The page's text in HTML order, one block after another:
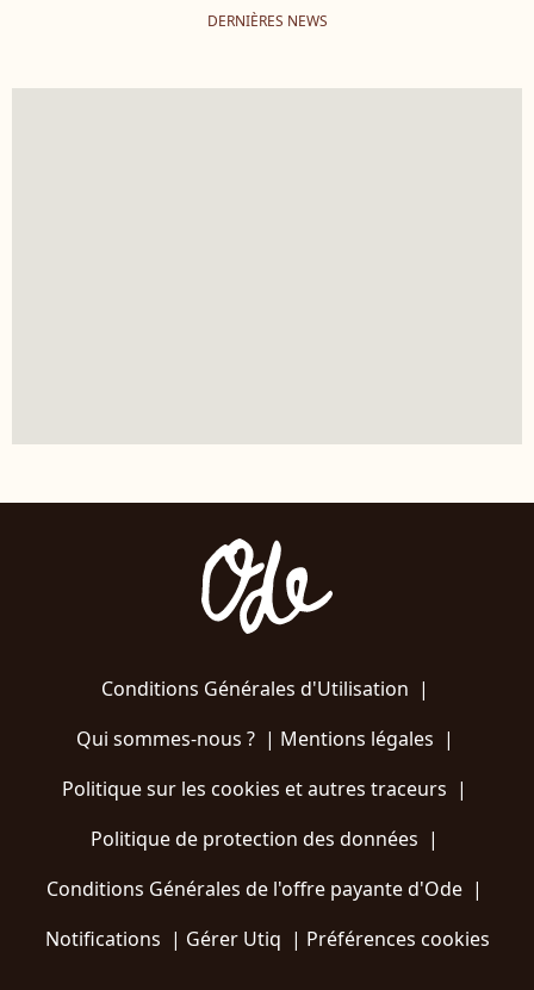
DERNIÈRES NEWS
Conditions Générales d'Utilisation |
Qui sommes-nous ?| Mentions légales |
Politique sur les cookies et autres traceurs |
Politique de protection des données |
Conditions Générales de l'offre payante d'Ode |
Notifications | Gérer Utiq | Préférences cookies